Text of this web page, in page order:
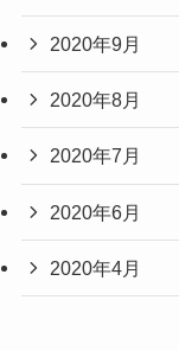
2020年9月
2020年8月
2020年7月
2020年6月
2020年4月